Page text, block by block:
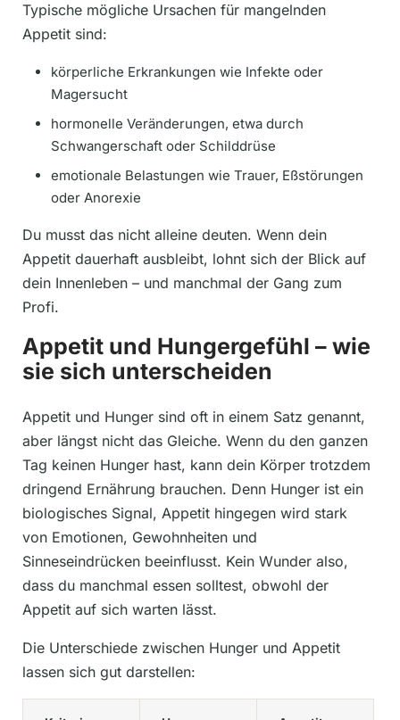
Typische mögliche Ursachen für mangelnden
Appetit sind:
körperliche Erkrankungen wie Infekte oder
Magersucht
hormonelle Veränderungen, etwa durch
Schwangerschaft oder Schilddrüse
emotionale Belastungen wie Trauer, Eßstörungen
oder Anorexie
Du musst das nicht alleine deuten. Wenn dein
Appetit dauerhaft ausbleibt, lohnt sich der Blick auf
dein Innenleben – und manchmal der Gang zum
Profi.
Appetit und Hungergefühl – wie
sie sich unterscheiden
Appetit und Hunger sind oft in einem Satz genannt,
aber längst nicht das Gleiche. Wenn du den ganzen
Tag keinen Hunger hast, kann dein Körper trotzdem
dringend Ernährung brauchen. Denn Hunger ist ein
biologisches Signal, Appetit hingegen wird stark
von Emotionen, Gewohnheiten und
Sinneseindrücken beeinflusst. Kein Wunder also,
dass du manchmal essen solltest, obwohl der
Appetit auf sich warten lässt.
Die Unterschiede zwischen Hunger und Appetit
lassen sich gut darstellen: